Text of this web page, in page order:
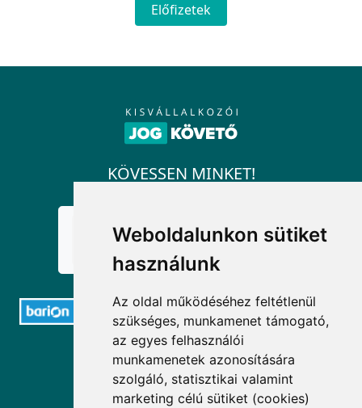
Weboldalunkon sütiket
használunk
Az oldal működéséhez feltétlenül
szükséges, munkamenet támogató,
az egyes felhasználói
munkamenetek azonosítására
szolgáló, statisztikai valamint
marketing célú sütiket (cookies)
Előfizetek
KÖVESSEN MINKET!
ELÉRHETŐSÉGEK
+36 1 880 7600